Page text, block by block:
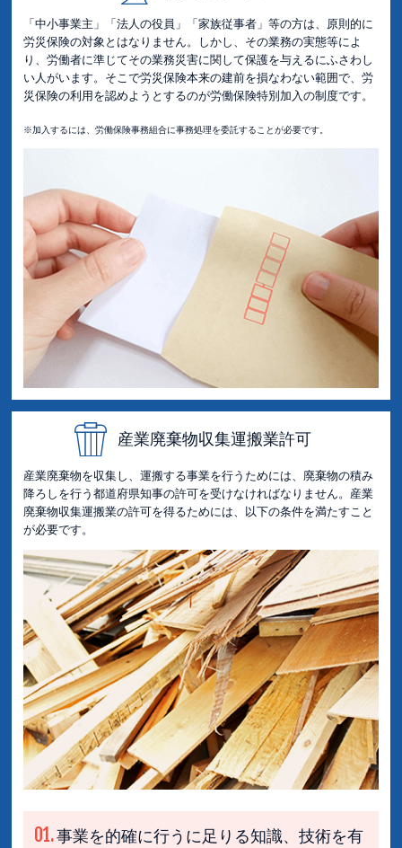
「中小事業主」「法人の役員」「家族従事者」等の方は、原則的に
労災保険の対象とはなりません。しかし、その業務の実態等によ
り、労働者に準じてその業務災害に関して保護を与えるにふさわし
い人がいます。そこで労災保険本来の建前を損なわない範囲で、労
災保険の利用を認めようとするのが労働保険特別加入の制度です。
※加入するには、労働保険事務組合に事務処理を委託することが必要です。
産業廃棄物収集運搬業許可
産業廃棄物を収集し、運搬する事業を行うためには、廃棄物の積み
降ろしを行う都道府県知事の許可を受けなければなりません。産業
廃棄物収集運搬業の許可を得るためには、以下の条件を満たすこと
が必要です。
01.事業を的確に行うに足りる知識、技術を有